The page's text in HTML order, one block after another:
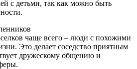
с детьми, так как можно быть
чаще всего – люди с похожими
Это делает соседство приятным
дружескому общению и